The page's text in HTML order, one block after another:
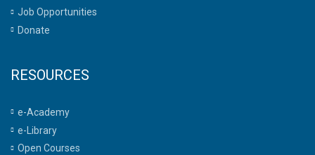
Job Opportunities
Donate
RESOURCES
e-Academy
e-Library
Open Courses